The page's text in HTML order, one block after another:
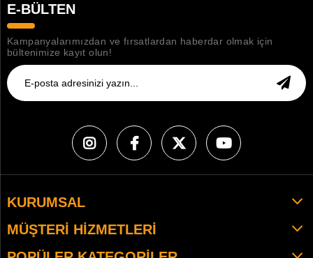
E-BÜLTEN
Kampanyalarımızdan ve fırsatlardan haberdar olmak için
bültenimize kayıt olun!
KURUMSAL
MÜŞTERI HIZMETLERI